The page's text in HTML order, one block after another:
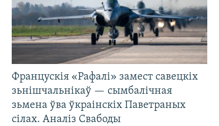
Францускія «Рафалі» замест савецкіх
зьнішчальнікаў — сымбалічная
зьмена ўва ўкраінскіх Паветраных
сілах. Аналіз Свабоды